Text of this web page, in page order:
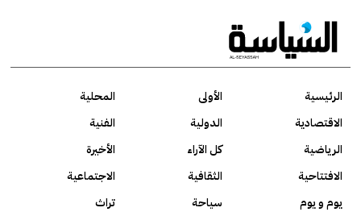
الرئيسية الأولى
المحلية
الاقتصادية
الدولية
الفنية
الرياضية
كل الآراء
الأخيرة
الافتتاحية
الثقافية
الاجتماعية
يوم و يوم
سياحة
تراث